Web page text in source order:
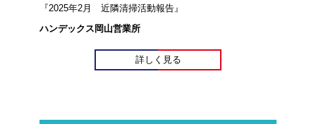
『2025年2月 近隣清掃活動報告』
ハンデックス岡山営業所
詳しく見る